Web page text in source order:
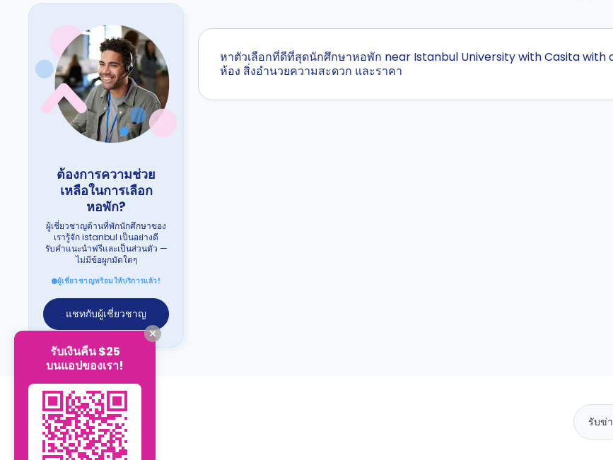
ต้องการความช่วย
เหลือในการเลือก
หอพัก?
ผู้เชี่ยวชาญด้านที่พักนักศึกษาของ
เรารู้จัก istanbul เป็นอย่างดี
รับคำแนะนำฟรีและเป็นส่วนตัว —
ไม่มีข้อผูกมัดใดๆ
ผู้เชี่ยวชาญพร้อมให้บริการแล้ว!
แชทกับผู้เชี่ยวชาญ
หาตัวเลือกที่ดีที่สุดนักศึกษาหอพัก near Istanbul University with Casita with
ห้อง สิ่งอำนวยความสะดวก และราคา
รับเงินคืน $25
บนแอปของเรา!